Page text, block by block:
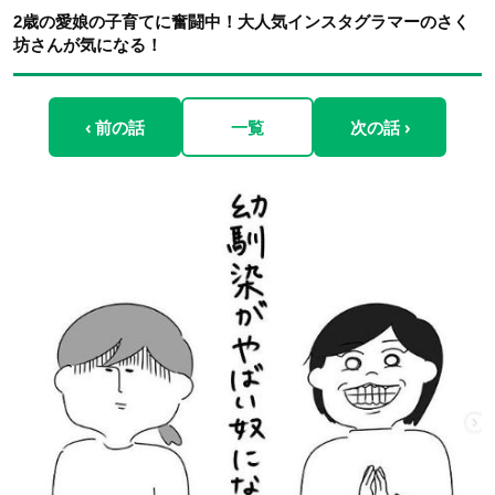
2歳の愛娘の子育てに奮闘中！大人気インスタグラマーのさく
坊さんが気になる！
‹ 前の話 一覧 次の話 ›